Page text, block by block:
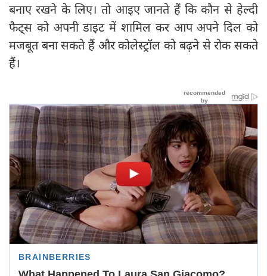
बनाए रखने के लिए। तो आइए जानते हैं कि कौन से हेल्दी
फैट्स को अपनी डाइट में शामिल कर आप अपने दिल को
मजबूत बना सकते हैं और कोलेस्ट्रॉल को बढ़ने से रोक सकते
हैं।